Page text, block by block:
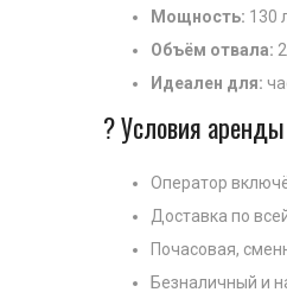
Мощность: 130
Объём отвала:
Идеален для:
? Условия аренды
Оператор
Доставка по
Почасовая,
Безналичный и